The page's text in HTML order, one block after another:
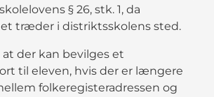
§ 26, stk. 1, da
træder i distriktsskolens sted.
at der kan bevilges et
til eleven, hvis der er længere
folkeregisteradressen og